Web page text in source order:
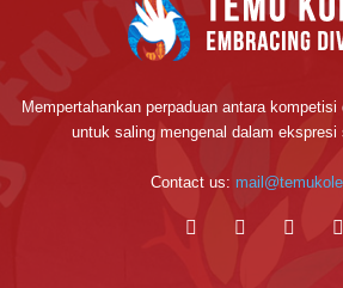
Mempertahankan perpaduan antara
untuk saling mengenal dalam ekspresi
Contact us: